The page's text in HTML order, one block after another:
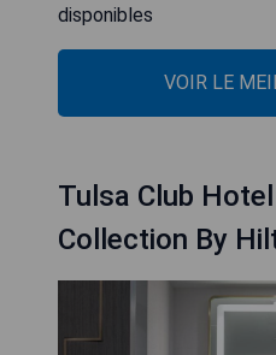
disponibles
VOIR LE
Tulsa Club
Collection By